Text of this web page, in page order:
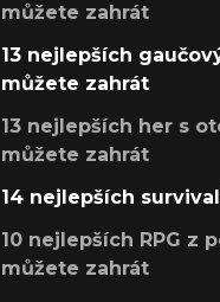
můžete zahrát
13 nejlepších
můžete zahrát
13 nejlepších her s
můžete zahrát
14 nejlepších
10 nejlepších RPG z
můžete zahrát